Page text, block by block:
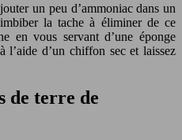
un peu d’ammoniac dans un
la tache à éliminer de ce
en vous servant d’une éponge
d’un chiffon sec et laissez
de terre de